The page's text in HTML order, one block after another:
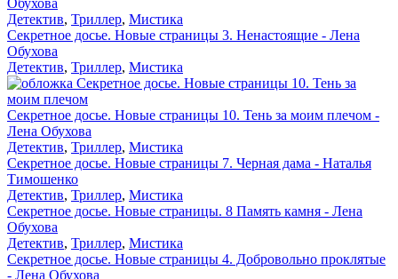
Обухова
Детектив, Триллер, Мистика
Секретное досье. Новые страницы 3. Ненастоящие - Лена
Обухова
Детектив, Триллер, Мистика
Секретное досье. Новые страницы 10. Тень за моим плечом -
Лена Обухова
Детектив, Триллер, Мистика
Секретное досье. Новые страницы 7. Черная дама - Наталья
Тимошенко
Детектив, Триллер, Мистика
Секретное досье. Новые страницы. 8 Память камня - Лена
Обухова
Детектив, Триллер, Мистика
Секретное досье. Новые страницы 4. Добровольно проклятые
- Лена Обухова